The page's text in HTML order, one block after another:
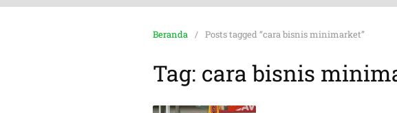
Beranda Posts tagged “cara bisnis minimarket”
Tag: cara bisnis